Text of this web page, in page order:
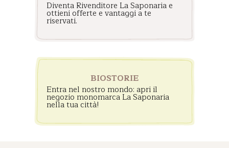
Diventa Rivenditore La Saponaria e
ottieni offerte e vantaggi a te
riservati.
BIOSTORIE
Entra nel nostro mondo: apri il
negozio monomarca La Saponaria
nella tua città!